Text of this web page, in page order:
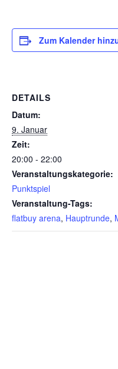
Zum Kalender
DETAILS
Datum:
9. Januar
Zeit:
20:00 - 22:00
Veranstaltungskategorie:
Punktspiel
Veranstaltung-Tags:
flatbuy arena, Hauptrunde,